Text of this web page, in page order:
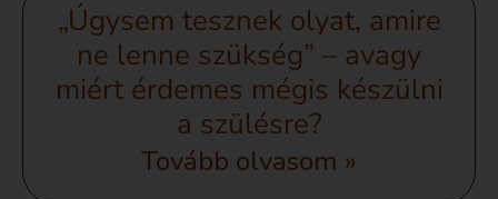
„Úgysem tesznek olyat, amire
ne lenne szükség” – avagy
miért érdemes mégis készülni
a szülésre?
Tovább olvasom »